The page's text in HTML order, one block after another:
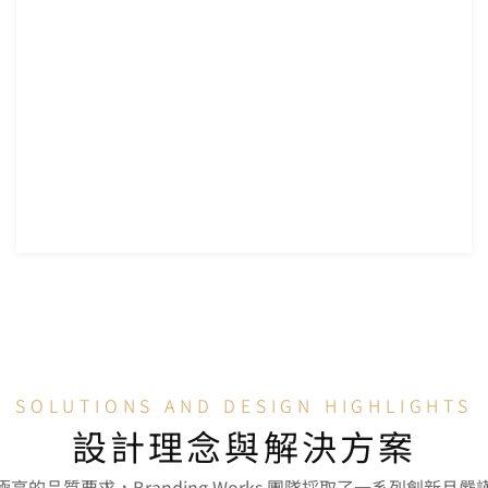
SOLUTIONS AND DESIGN HIGHLIGHTS
設計理念與解決方案